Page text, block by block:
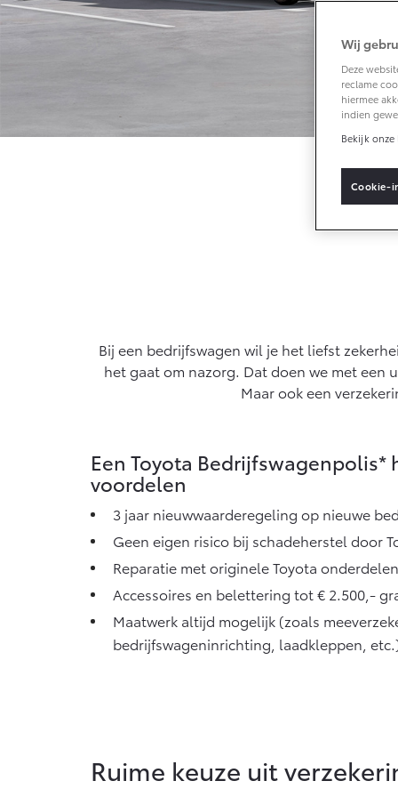
Vanaf € 37.995,-
BTW)
OOK ALS BATTERIJ-
Bij een bedrijfswagen wil je het liefst
het gaat om nazorg. Dat doen we met een
Maar ook een
Een Toyota Bedrijfswagenpolis*
voordelen
3 jaar nieuwwaarderegeling op nieuwe
Geen eigen risico bij schadeherstel door
Reparatie met originele Toyota onderdelen
Accessoires en belettering tot € 2.500,-
Maatwerk altijd mogelijk (zoals
bedrijfswageninrichting, laadkleppen,
Ruime keuze uit
Wij
Deze
reclame
hiermee
indien
Bekijk onze
Cookie-